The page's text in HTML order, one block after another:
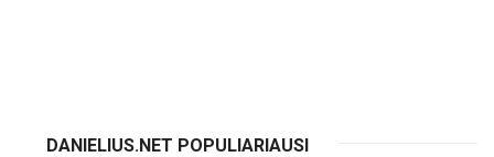
DANIELIUS.NET POPULIARIAUSI